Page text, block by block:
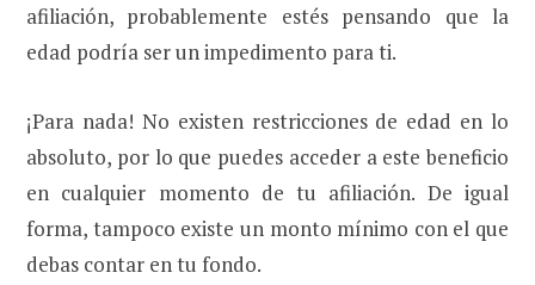
afiliación, probablemente estés pensando que la
edad podría ser un impedimento para ti.
¡Para nada! No existen restricciones de edad en lo
absoluto, por lo que puedes acceder a este beneficio
en cualquier momento de tu afiliación. De igual
forma, tampoco existe un monto mínimo con el que
debas contar en tu fondo.